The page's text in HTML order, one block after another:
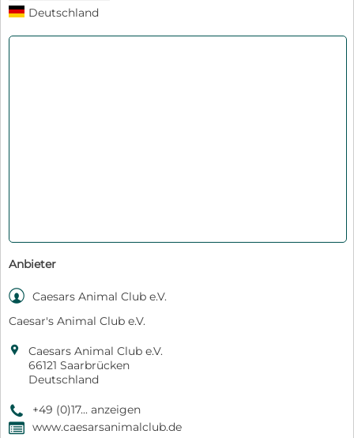
Deutschland
Anbieter
 Caesars Animal Club e.V.
Caesar's Animal Club e.V.

Caesars Animal Club e.V.
66121 Saarbrücken
Deutschland
9 +49 (0)17... anzeigen
, www.caesarsanimalclub.de